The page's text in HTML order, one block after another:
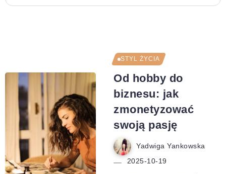
STYL ŻYCIA
Od hobby do
biznesu: jak
zmonetyzować
swoją pasję
Yadwiga Yankowska
2025-10-19